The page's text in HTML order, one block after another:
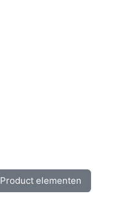
Product elementen